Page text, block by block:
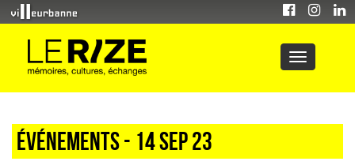
Événements - 14 Sep 23